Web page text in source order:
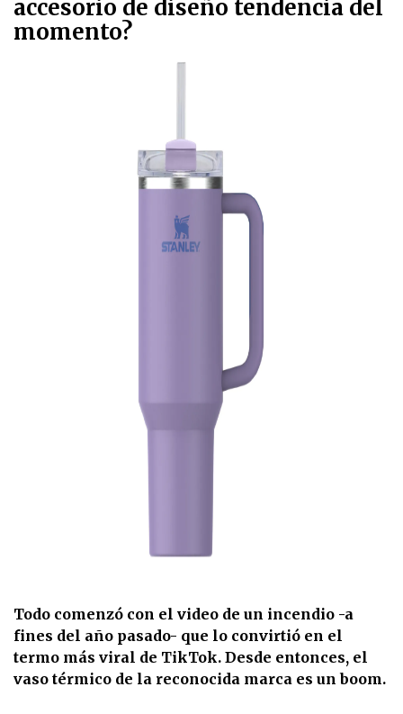
accesorio de diseño tendencia del
momento?
Todo comenzó con el video de un incendio -a
fines del año pasado- que lo convirtió en el
termo más viral de TikTok. Desde entonces, el
vaso térmico de la reconocida marca es un boom.